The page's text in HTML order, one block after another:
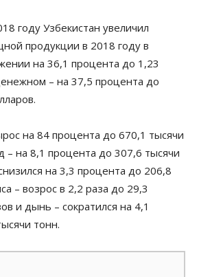
году Узбекистан увеличил
продукции в 2018 году в
на 36,1 процента до 1,23
– на 37,5 процента до
на 84 процента до 670,1 тысячи
– на 8,1 процента до 307,6 тысячи
на 3,3 процента до 206,8
– возрос в 2,2 раза до 29,3
и дынь – сократился на 4,1
тонн.